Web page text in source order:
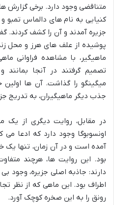
متناقضی وجود دارد. برخی گزارش
جزیره آمدند و آن را کشف کردند.
پوشیده از علف های هرز و محل
ماهیگیر، با مشاهده فراوانی
تصمیم گرفتند در آنجا
میگینگو را گذاشت. آن ها اولین
جذب دیگر ماهیگیران، به تدریج
در مقابل، روایت دیگری از یک
آمده است و در آن زمان، تنها یک
بود. این روایت ها، هرچند
دارند: جاذبه اصلی جزیره، وجود
اطراف بود. این ماهی که از نظر
رونق را به این صخره کوچک آورد.